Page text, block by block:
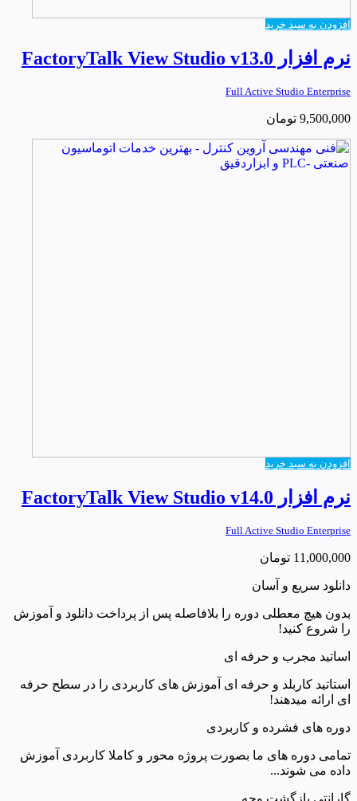
افزودن به سبد خرید
نرم افزار FactoryTalk View Studio v13.0
Full Active Studio Enterprise
9,500,000 تومان
افزودن به سبد خرید
نرم افزار FactoryTalk View Studio v14.0
Full Active Studio Enterprise
11,000,000 تومان
دانلود سریع و آسان
بدون هیچ معطلی دوره را بلافاصله پس از پرداخت دانلود و آموزش
را شروع کنید!
اساتید مجرب و حرفه ای
استاتید کاربلد و حرفه ای آموزش های کاربردی را در سطح حرفه
ای ارائه میدهند!
دوره های فشرده و کاربردی
تمامی دوره های ما بصورت پروژه محور و کاملا کاربردی آموزش
داده می شوند...
گارانتی بازگشت وجه